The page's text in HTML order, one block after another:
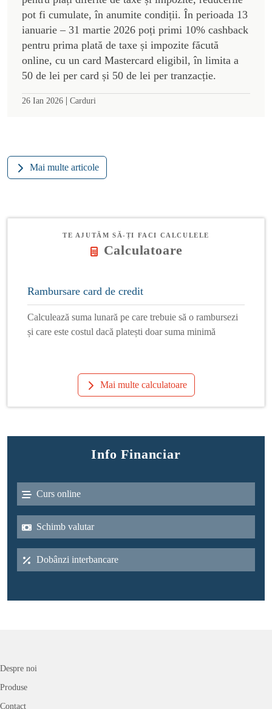
pot fi cumulate, în anumite condiții. În perioada 13
ianuarie – 31 martie 2026 poți primi 10% cashback
pentru prima plată de taxe și impozite făcută
online, cu un card Mastercard eligibil, în limita a
50 de lei per card și 50 de lei per tranzacție.
26 Ian 2026 | Carduri
Mai multe articole
TE AJUTĂM SĂ-ȚI FACI CALCULELE
Calculatoare
Rambursare card de credit
Calculează suma lunară pe care trebuie să o rambursezi
și care este costul dacă platești doar suma minimă
Mai multe calculatoare
Info Financiar
Curs online
Schimb valutar
Dobânzi interbancare
Despre noi
Produse
Contact